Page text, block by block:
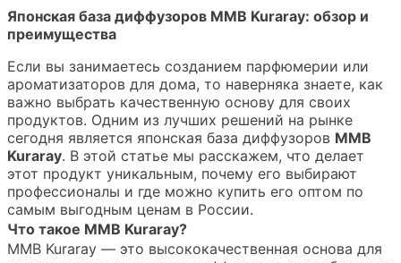
Японская база диффузоров MMB Kuraray: обзор и
преимущества
Если вы занимаетесь созданием парфюмерии или
ароматизаторов для дома, то наверняка знаете, как
важно выбрать качественную основу для своих
продуктов. Одним из лучших решений на рынке
сегодня является японская база диффузоров MMB
Kuraray. В этой статье мы расскажем, что делает
этот продукт уникальным, почему его выбирают
профессионалы и где можно купить его оптом по
самым выгодным ценам в России.
Что такое MMB Kuraray?
MMB Kuraray — это высококачественная основа для